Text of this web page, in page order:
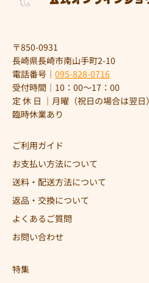
〒850-0931
長崎県長崎市南山手町2-10
電話番号｜ 095-828-0716
受付時間｜10：00～17：00
定 休 日 ｜月曜（祝日の場合は翌日
臨時休業あり
ご利用ガイド
お支払い方法について
送料・配送方法について
返品・交換について
よくあるご質問
お問い合わせ
特集